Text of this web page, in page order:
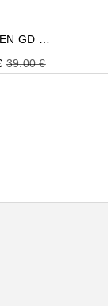
oferta
Precio normal
39.00 €